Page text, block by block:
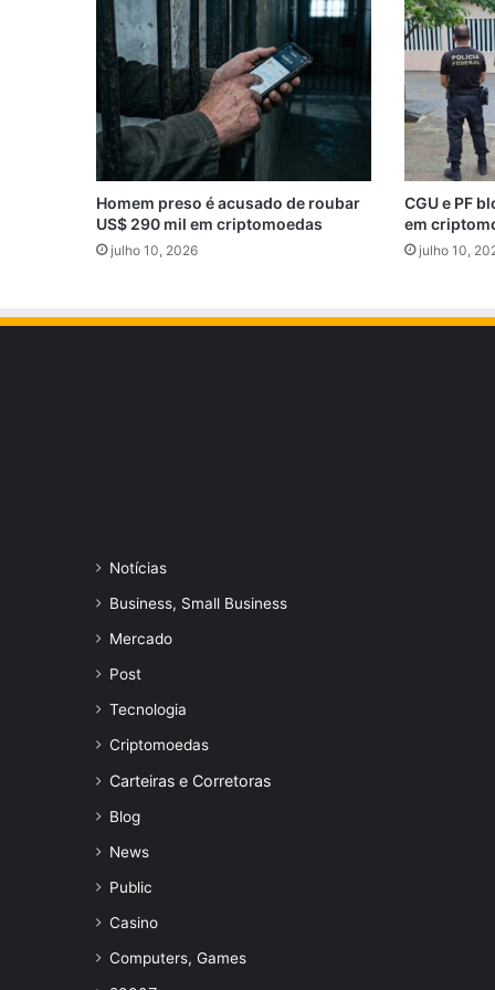
Homem preso é acusado de roubar
US$ 290 mil em criptomoedas
julho 10, 2026
CGU e PF
em
julho 10,
Notícias
Business, Small Business
Mercado
Post
Tecnologia
Criptomoedas
Carteiras e Corretoras
Blog
News
Public
Casino
Computers, Games